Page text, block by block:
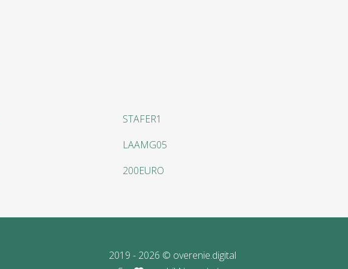
STAFER1
LAAMG05
200EURO
2019 - 2026 © overenie.digital